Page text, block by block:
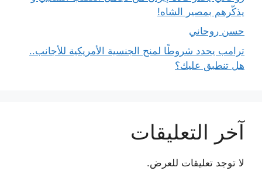
يذكّرهم بمصير الشاه!
حسن روحاني
ترامب يحدد شروطًا لمنح الجنسية الأمريكية للأجانب..
هل تنطبق عليك؟
آخر التعليقات
لا توجد تعليقات للعرض.